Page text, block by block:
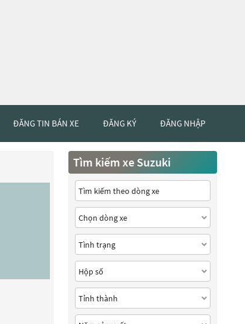
ĐĂNG TIN BÁN XE ĐĂNG KÝ ĐĂNG NHẬP
Tìm kiếm xe Suzuki